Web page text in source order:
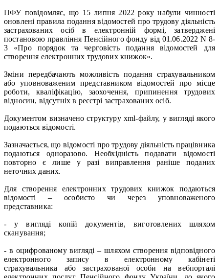
ПФУ повідомляє, що 15 липня 2022 року набули чинності
оновлені правила подання відомостей про трудову діяльність
застрахованих осіб в електронній формі, затверджені
постановою правління Пенсійного фонду від 01.06.2022 N 8-
3 «Про порядок та черговість подання відомостей для
створення електронних трудових книжок».
Зміни передбачають можливість подання страхувальником
або уповноваженим представником відомостей про місце
роботи, кваліфікацію, заохочення, припинення трудових
відносин, відсутніх в реєстрі застрахованих осіб.
Документом визначено структуру xml-файлу, у вигляді якого
подаються відомості.
Зазначається, що відомості про трудову діяльність працівника
подаються одноразово. Необхідність подавати відомості
повторно є лише у разі виправлення раніше поданих
неточних даних.
Для створення електронних трудових книжок подаються
відомості – особисто чи через уповноваженого
представника:
- у вигляді копій документів, виготовлених шляхом
сканування;
- в оцифрованому вигляді – шляхом створення відповідного
електронного запису в електронному кабінеті
страхувальника або застрахованої особи на вебпорталі